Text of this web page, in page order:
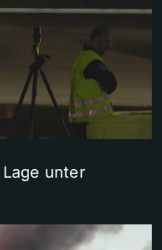
unter